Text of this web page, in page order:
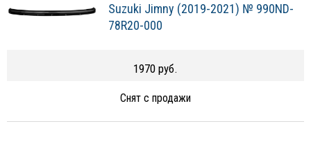
Suzuki Jimny (2019-2021) № 990ND-
78R20-000
1970 руб.
Снят с продажи